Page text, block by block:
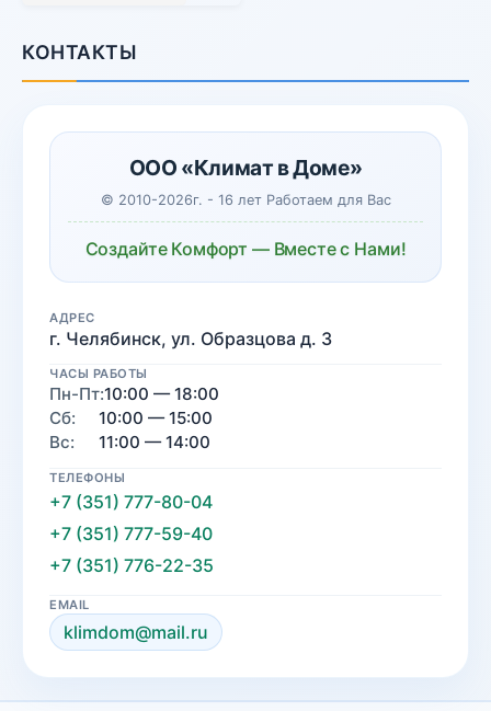
КОНТАКТЫ
ООО «Климат в Доме»
© 2010-2026г. - 16 лет Работаем для Вас
Создайте Комфорт — Вместе с Нами!
АДРЕС
г. Челябинск, ул. Образцова д. 3
ЧАСЫ РАБОТЫ
Пн-Пт:10:00 — 18:00
Сб:
10:00 — 15:00
Вс:
11:00 — 14:00
ТЕЛЕФОНЫ
+7 (351) 777-80-04
+7 (351) 777-59-40
+7 (351) 776-22-35
EMAIL
klimdom@mail.ru